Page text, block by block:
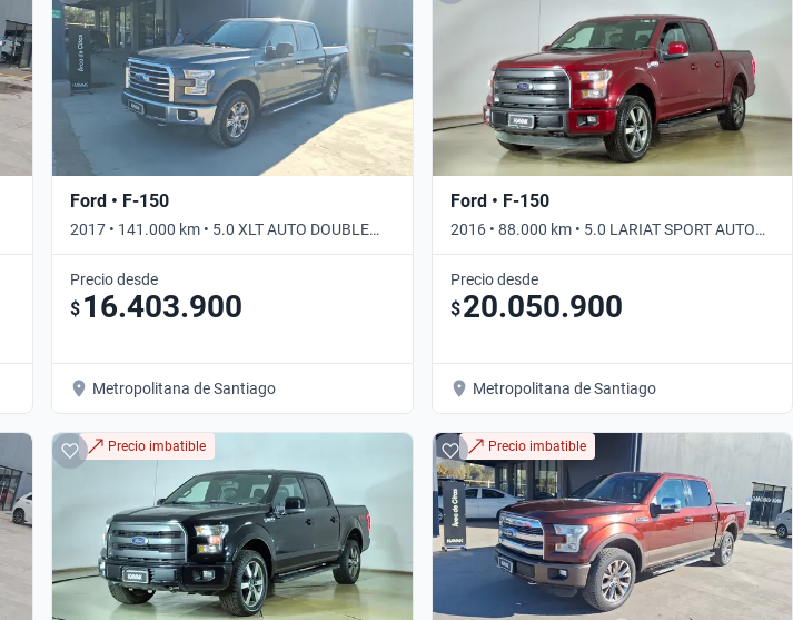
Ford • F-150
2017 • 141.000 km • 5.0 XLT AUTO DOUBLE
CAB 4WD • Automático
Precio desde
$ 16.403.900
Metropolitana de Santiago
Ford • F-150
2016 • 88.000 km • 5.0 LARIAT SPORT AUTO
DOUBLE CAB 4WD • Automático
Precio desde
$20.050.900
Metropolitana de Santiago
Precio imbatible Precio imbatible